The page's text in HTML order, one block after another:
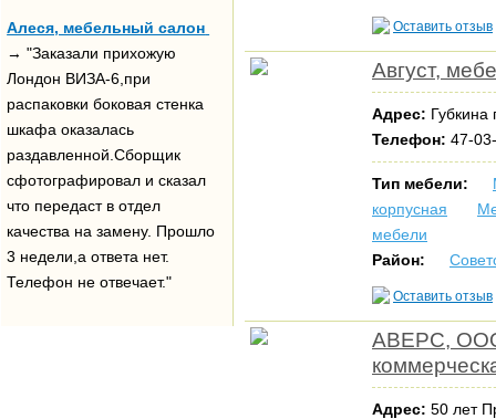
Алеся, мебельный салон
→ "Заказали прихожую
Лондон ВИЗА-6,при
распаковки боковая стенка
шкафа оказалась
раздавленной.Сборщик
сфотографировал и сказал
что передаст в отдел
качества на замену. Прошло
3 недели,а ответа нет.
Телефон не отвечает."
Оставить отзыв
Август,
Адрес: Губкина
Телефон: 47-
Тип мебели:
корпусная
мебели
Район:
Оставить отзыв
АВЕРС,
Адрес: 50 лет